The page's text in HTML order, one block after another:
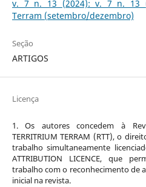
v. 7 n. 13 (2024): v. 7 n. 13
Terram (setembro/dezembro)
Seção
ARTIGOS
Licença
1. Os autores concedem à
TERRITRIUM TERRAM (RTT), o
trabalho simultaneamente
ATTRIBUTION LICENCE, que
trabalho com o reconhecimento de
inicial na revista.